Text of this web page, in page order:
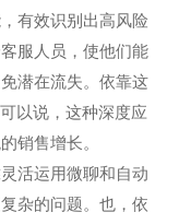
有效识别出高风险
服人员，使他们能
潜在流失。依靠这
以说，这种深度应
销售增长。
活运用微聊和自动
杂的问题。也，依